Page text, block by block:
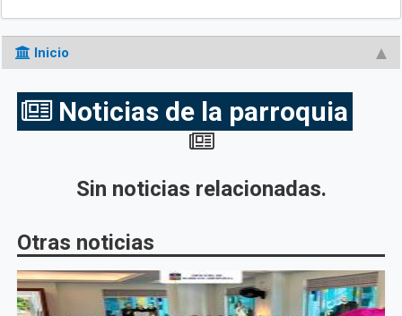
Inicio
Noticias de la parroquia
Sin noticias relacionadas.
Otras noticias